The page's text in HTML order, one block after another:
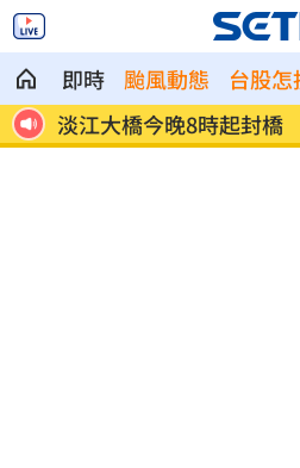
即時 颱風動態 台股怎
組
淡江大橋今晚8時起封